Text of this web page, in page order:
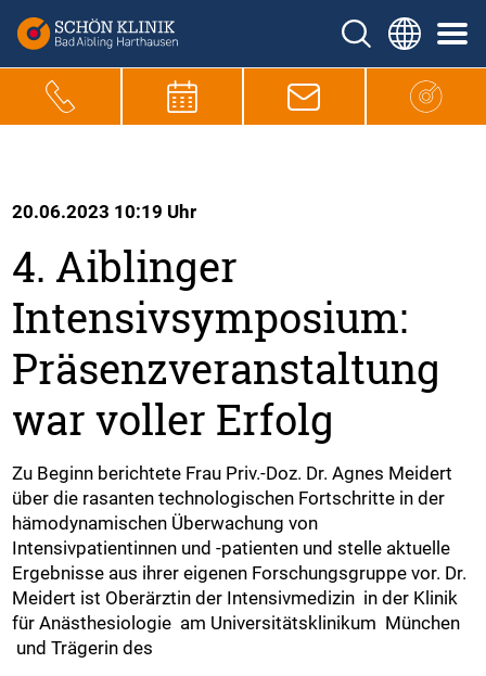
20.06.2023 10:19 Uhr
4. Aiblinger
Intensivsymposium:
Präsenzveranstaltung
war voller Erfolg
Zu Beginn berichtete Frau Priv.-Doz. Dr. Agnes Meidert
über die rasanten technologischen Fortschritte in der
hämodynamischen Überwachung von
Intensivpatientinnen und -patienten und stelle aktuelle
Ergebnisse aus ihrer eigenen Forschungsgruppe vor. Dr.
Meidert ist Oberärztin der Intensivmedizin in der Klinik
für Anästhesiologie am Universitätsklinikum München
und Trägerin des